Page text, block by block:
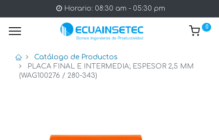
Horario: 08:30 am - 05:30 pm
0
Catálogo de Productos
PLACA FINAL E INTERMEDIA; ESPESOR 2,5 MM
(WAG100276 / 280-343)